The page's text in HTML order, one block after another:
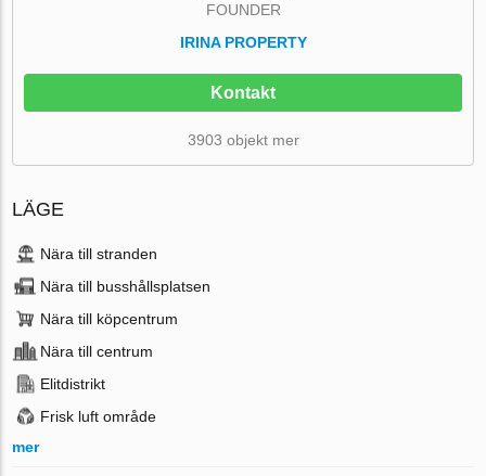
FOUNDER
IRINA PROPERTY
Kontakt
3903 objekt mer
LÄGE
Nära till stranden
Nära till busshållsplatsen
Nära till köpcentrum
Nära till centrum
Elitdistrikt
Frisk luft område
mer